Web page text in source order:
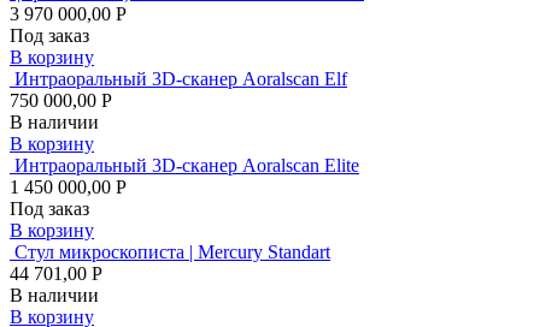
3 970 000,00 Р
Под заказ
В корзину
Интраоральный 3D-сканер Aoralscan Elf
750 000,00 Р
В наличии
В корзину
Интраоральный 3D-сканер Aoralscan Elite
1 450 000,00 Р
Под заказ
В корзину
Стул микроскописта | Mercury Standart
44 701,00 Р
В наличии
В корзину